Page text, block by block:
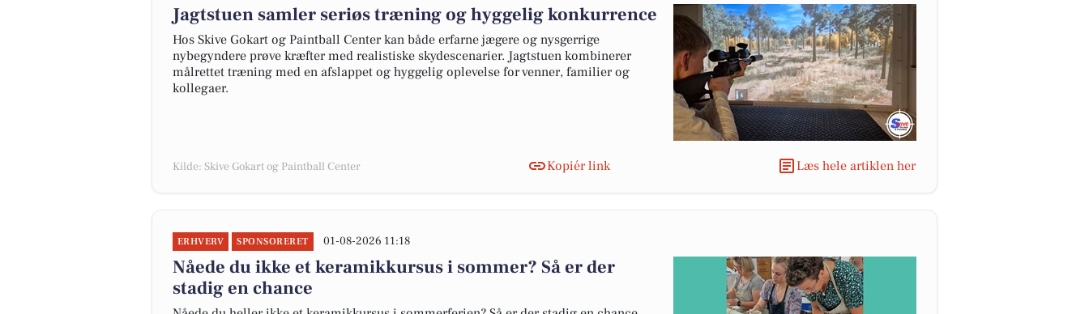
Jagtstuen samler seriøs træning og hyggelig konkurrence
Hos Skive Gokart og Paintball Center kan både erfarne jægere og nysgerrige
nybegyndere prøve kræfter med realistiske skydescenarier. Jagtstuen kombinerer
målrettet træning med en afslappet og hyggelig oplevelse for venner, familier og
kollegaer.
Kilde: Skive Gokart og Paintball Center Kopiér link Læs hele artiklen her
ERHVERV SPONSORERET 01-08-2026 11:18
Nåede du ikke et keramikkursus i sommer? Så er der
stadig en chance